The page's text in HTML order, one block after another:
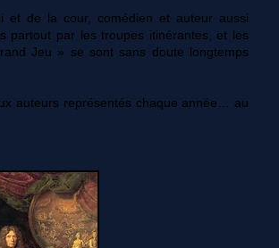
et de la cour, comédien et auteur aussi
partout par les troupes itinérantes, et les
Jeu » se sont sans doute longtemps
auteurs représentés chaque année… au